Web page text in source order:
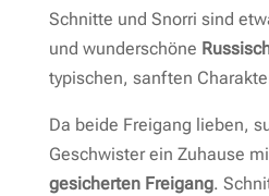
Schnitte und Snorri sind
und wunderschöne
typischen, sanften
Da beide Freigang lieben,
Geschwister ein Zuhause
gesicherten Freigang.